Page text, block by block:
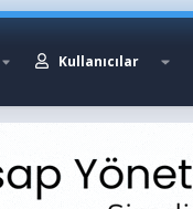
Kullanıcılar